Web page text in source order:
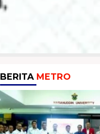
BERITA METRO